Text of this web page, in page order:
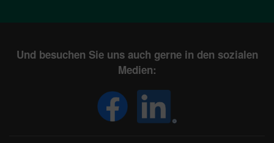
Und besuchen Sie uns auch gerne in den sozialen
Medien: